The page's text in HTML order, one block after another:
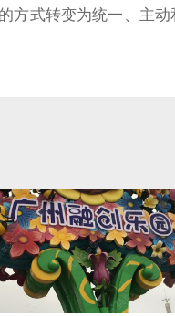
方式转变为统一、主动